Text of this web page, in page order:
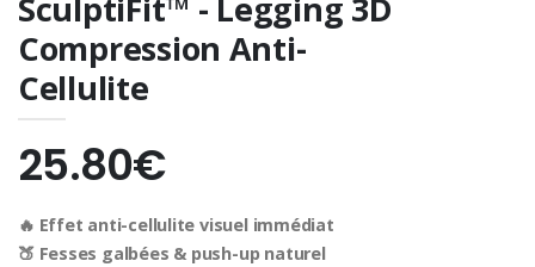
SculptiFit™ - Legging 3D
Compression Anti-
Cellulite
25.80€
🔥 Effet anti-cellulite visuel immédiat
🍑 Fesses galbées & push-up naturel